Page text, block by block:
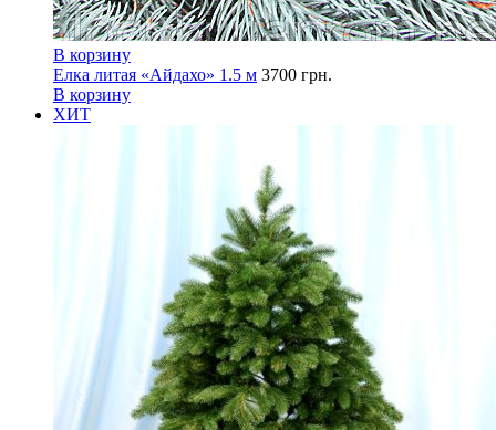
В корзину
Елка литая «Айдахо» 1.5 м 3700 грн.
В корзину
ХИТ